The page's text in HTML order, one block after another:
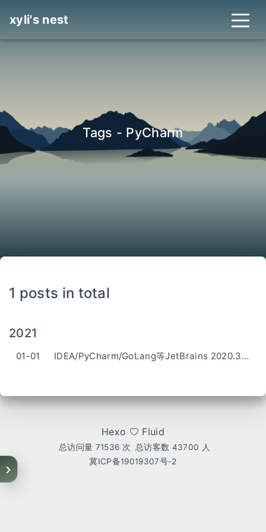
xyli's nest
Tags - PyCharm
1 posts in total
2021
01-01 IDEA/PyCharm/GoLang等JetBrains 2020.3.x激活到2099
Hexo Fluid
总访问量 71536 次 总访客数 43700 人
冀ICP备19019307号-2
›